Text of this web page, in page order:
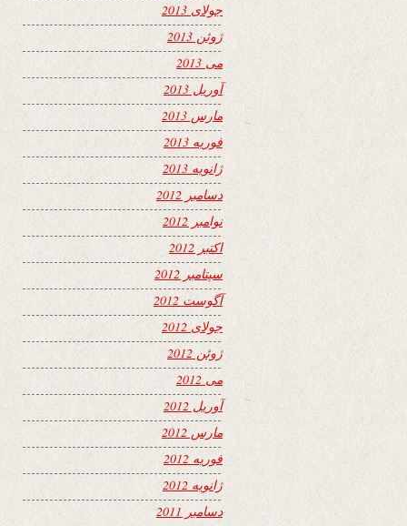
جولای 2013
ژوئن 2013
می 2013
آوریل 2013
مارس 2013
فوریه 2013
ژانویه 2013
دسامبر 2012
نوامبر 2012
اکتبر 2012
سپتامبر 2012
آگوست 2012
جولای 2012
ژوئن 2012
می 2012
آوریل 2012
مارس 2012
فوریه 2012
ژانویه 2012
دسامبر 2011